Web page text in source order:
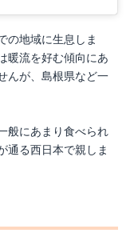
の地域に生息しま
暖流を好む傾向にあ
んが、島根県など一
般にあまり食べられ
通る西日本で親しま